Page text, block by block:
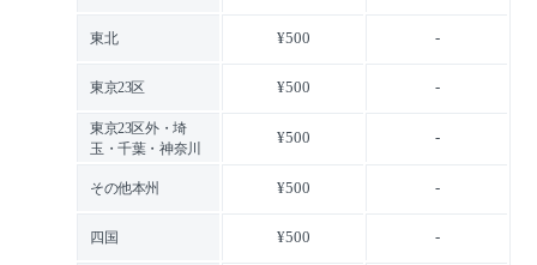
東北 ¥500 -
東京23区 ¥500 -
東京23区外・埼
玉・千葉・神奈川
¥500 -
その他本州 ¥500 -
四国 ¥500 -